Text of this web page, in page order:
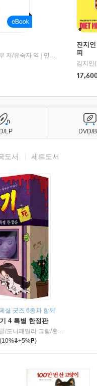
|
교보문고
저/유숙자 역
민음사
진지
피
김지인
도서 세트도서
셜 굿즈 6종과 함께
4 특별 한정판
흔한남매 원저/이종혁 글/도니패밀리 그림/흔한컴퍼니 감수
(10% +5% )
LP DVD/